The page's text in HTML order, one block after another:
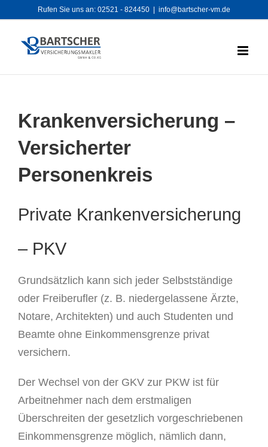
springen
Rufen Sie uns an: 02521 - 824450 info@bartscher-vm.de
Krankenversicherung –
Versicherter
Personenkreis
Private Krankenversicherung
– PKV
Grundsätzlich kann sich jeder Selbstständige
oder Freiberufler (z. B. niedergelassene Ärzte,
Notare, Architekten) und auch Studenten und
Beamte ohne Einkommensgrenze privat
versichern.
Der Wechsel von der GKV zur PKW ist für
Arbeitnehmer nach dem erstmaligen
Überschreiten der gesetzlich vorgeschriebenen
Einkommensgrenze möglich, nämlich dann,